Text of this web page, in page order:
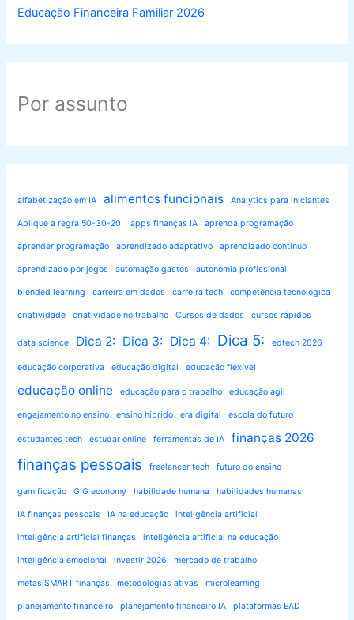
Educação Financeira Familiar 2026
Por assunto
alfabetização em IA alimentos funcionais Analytics para iniciantes
Aplique a regra 50-30-20: apps finanças IA aprenda programação
aprender programação aprendizado adaptativo aprendizado contínuo
aprendizado por jogos automação gastos autonomia profissional
blended learning carreira em dados carreira tech competência tecnológica
criatividade criatividade no trabalho Cursos de dados cursos rápidos
data science Dica 2: Dica 3: Dica 4: Dica 5: edtech 2026
educação corporativa educação digital educação flexível
educação online educação para o trabalho educação ágil
engajamento no ensino ensino híbrido era digital escola do futuro
estudantes tech estudar online ferramentas de IA finanças 2026
finanças pessoais freelancer tech futuro do ensino
gamificação GIG economy habilidade humana habilidades humanas
IA finanças pessoais IA na educação inteligência artificial
inteligência artificial finanças inteligência artificial na educação
inteligência emocional investir 2026 mercado de trabalho
metas SMART finanças metodologias ativas microlearning
planejamento financeiro planejamento financeiro IA plataformas EAD